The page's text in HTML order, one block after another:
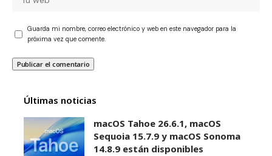
Guarda mi nombre, correo electrónico y web en este navegador para la
próxima vez que comente.
Últimas noticias
macOS Tahoe 26.6.1, macOS
Sequoia 15.7.9 y macOS Sonoma
14.8.9 están disponibles